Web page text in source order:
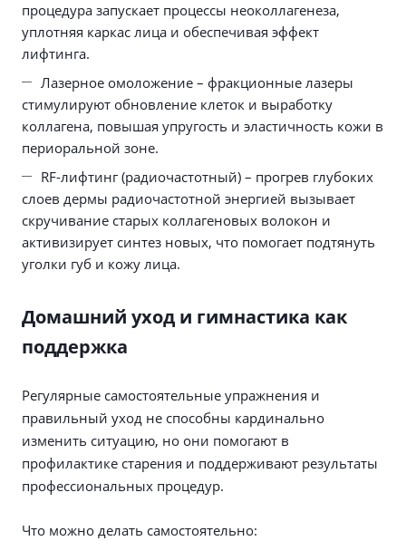
процедура запускает процессы неоколлагенеза,
уплотняя каркас лица и обеспечивая эффект
лифтинга.
Лазерное омоложение – фракционные лазеры
стимулируют обновление клеток и выработку
коллагена, повышая упругость и эластичность кожи в
периоральной зоне.
RF-лифтинг (радиочастотный) – прогрев глубоких
слоев дермы радиочастотной энергией вызывает
скручивание старых коллагеновых волокон и
активизирует синтез новых, что помогает подтянуть
уголки губ и кожу лица.
Домашний уход и гимнастика как
поддержка
Регулярные самостоятельные упражнения и
правильный уход не способны кардинально
изменить ситуацию, но они помогают в
профилактике старения и поддерживают результаты
профессиональных процедур.
Что можно делать самостоятельно: